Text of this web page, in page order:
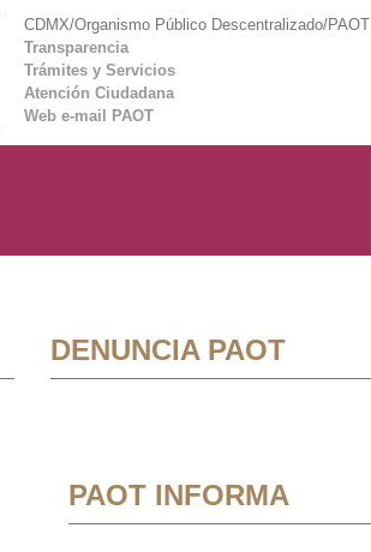
CDMX/Organismo Público Descentralizado/PAOT
Transparencia
Trámites y Servicios
Atención Ciudadana
Web e-mail PAOT
DENUNCIA PAOT
PAOT INFORMA